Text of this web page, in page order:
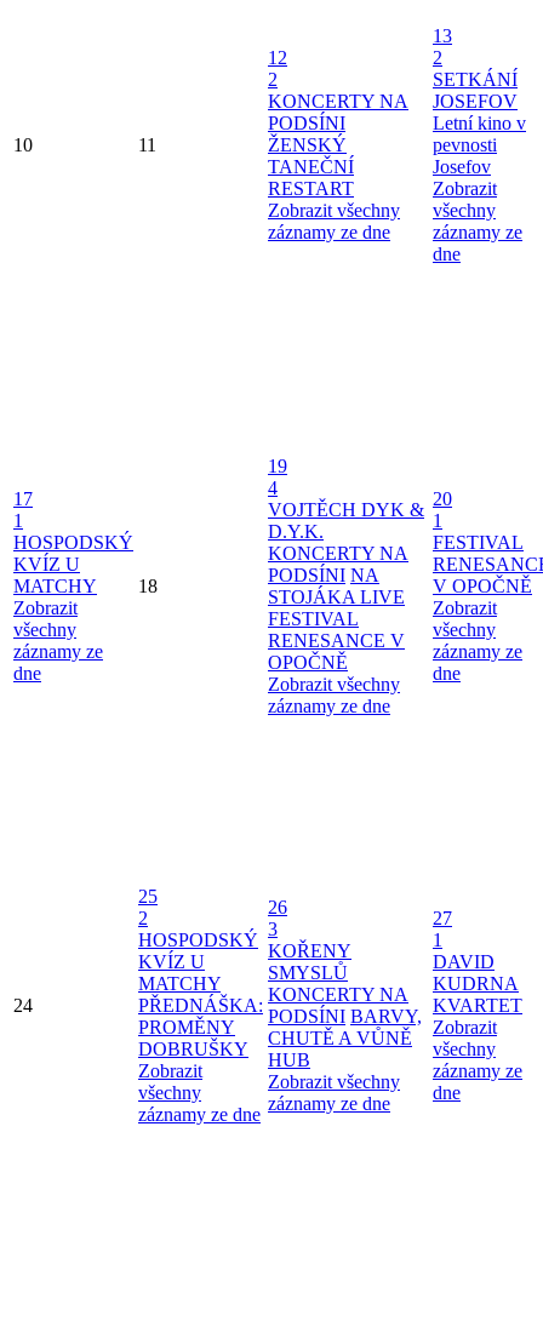
10 11
12
2
KONCERTY NA
PODSÍNI
ŽENSKÝ
TANEČNÍ
RESTART
Zobrazit všechny
záznamy ze dne
13
2
SETKÁNÍ
JOSEFOV
Letní kino v
pevnosti
Josefov
Zobrazit
všechny
záznamy ze
dne
17
1
HOSPODSKÝ
KVÍZ U
MATCHY
Zobrazit
všechny
záznamy ze
dne
18
19
4
VOJTĚCH DYK &
D.Y.K.
KONCERTY NA
PODSÍNI NA
STOJÁKA LIVE
FESTIVAL
RENESANCE V
OPOČNĚ
Zobrazit všechny
záznamy ze dne
20
1
FESTIVAL
V OPOČNĚ
Zobrazit
všechny
záznamy ze
dne
24
25
2
HOSPODSKÝ
KVÍZ U
MATCHY
PŘEDNÁŠKA:
PROMĚNY
DOBRUŠKY
Zobrazit
všechny
záznamy ze dne
26
3
KOŘENY
SMYSLŮ
KONCERTY NA
PODSÍNI BARVY,
CHUTĚ A VŮNĚ
HUB
Zobrazit všechny
záznamy ze dne
27
1
DAVID
KUDRNA
KVARTET
Zobrazit
všechny
záznamy ze
dne